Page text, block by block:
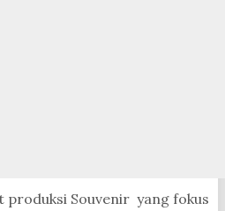
produksi Souvenir yang fokus